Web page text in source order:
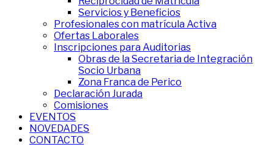
Servicios y Beneficios
Profesionales con matrícula Activa
Ofertas Laborales
Inscripciones para Auditorias
Obras de la Secretaria de Integración
Socio Urbana
Zona Franca de Perico
Declaración Jurada
Comisiones
EVENTOS
NOVEDADES
CONTACTO